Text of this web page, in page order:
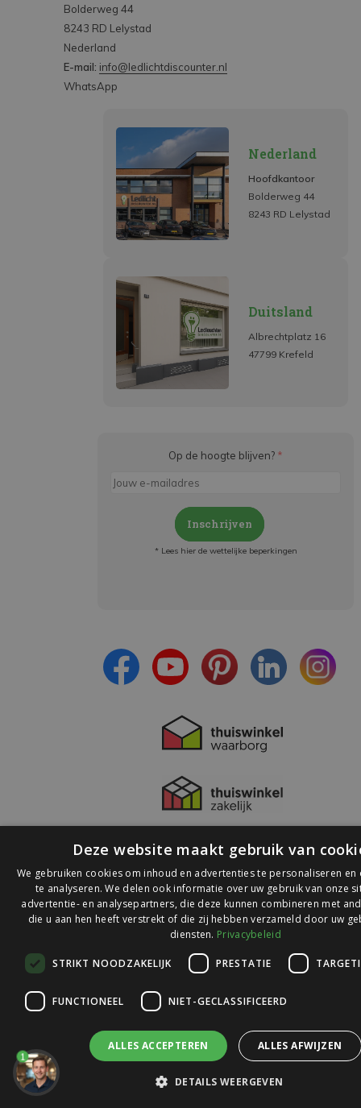
Bolderweg 44
8243 RD Lelystad
Nederland
E-mail: info@ledlichtdiscounter.nl
WhatsApp
Nederland
Hoofdkantoor
Bolderweg 44
8243 RD Lelystad
Duitsland
Albrechtplatz 16
47799 Krefeld
Op de hoogte blijven? *
Inschrijven
* Lees hier de wettelijke beperkingen
© 2026 Ledlichtdiscounter.nl
op
Webwinkelkeur
Deze website maakt gebruik van
We gebruiken cookies om inhoud en advertenties te personaliseren en
te analyseren. We delen ook informatie over uw gebruik van onze
advertentie- en analysepartners, die deze kunnen combineren met
die u aan hen heeft verstrekt of die zij hebben verzameld door uw
diensten. Privacybeleid
STRIKT NOODZAKELIJK PRESTATIE
FUNCTIONEEL NIET-GECLASSIFICEERD
ALLES ACCEPTEREN ALLES AFWIJZEN
DETAILS WEERGEVEN
1